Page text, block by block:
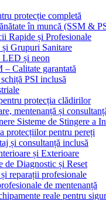
protecție completă
în muncă (SSM &
Rapide și Profesionale
Grupuri Sanitare
LED și neon
– Calitate garantată
PSI inclusă
protecția clădirilor
mentenanță și
Sisteme de Stingere a
protecțiilor pentru pereți
și consultanță inclusă
și Exterioare
Diagnostic și Reset
reparații profesionale
de mentenanță
reale pentru